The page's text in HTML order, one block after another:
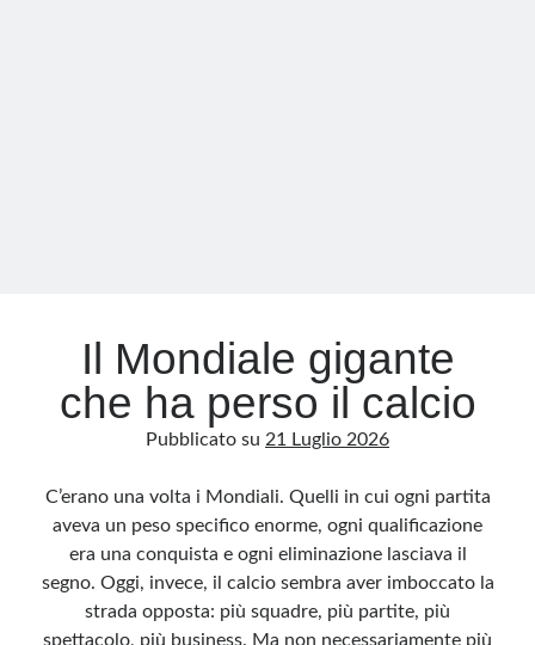
Il Mondiale gigante
che ha perso il calcio
Pubblicato su 21 Luglio 2026
C’erano una volta i Mondiali. Quelli in cui ogni partita
aveva un peso specifico enorme, ogni qualificazione
era una conquista e ogni eliminazione lasciava il
segno. Oggi, invece, il calcio sembra aver imboccato la
strada opposta: più squadre, più partite, più
spettacolo, più business. Ma non necessariamente più